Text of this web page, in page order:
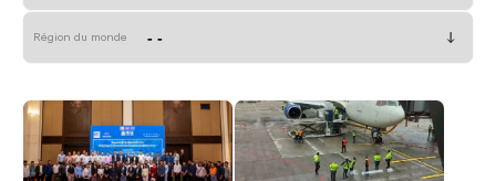
Région du monde